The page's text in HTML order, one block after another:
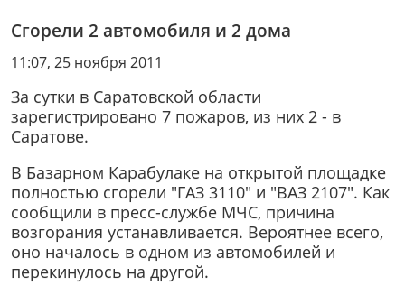
Сгорели 2 автомобиля и 2 дома
11:07, 25 ноября 2011
За сутки в Саратовской области
зарегистрировано 7 пожаров, из них 2 - в
Саратове.
В Базарном Карабулаке на открытой площадке
полностью сгорели "ГАЗ 3110" и "ВАЗ 2107". Как
сообщили в пресс-службе МЧС, причина
возгорания устанавливается. Вероятнее всего,
оно началось в одном из автомобилей и
перекинулось на другой.